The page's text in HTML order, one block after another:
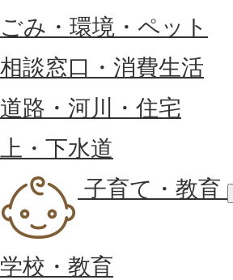
ごみ・環境・ペット
相談窓口・消費生活
道路・河川・住宅
上・下水道
子育て・教育
学校・教育